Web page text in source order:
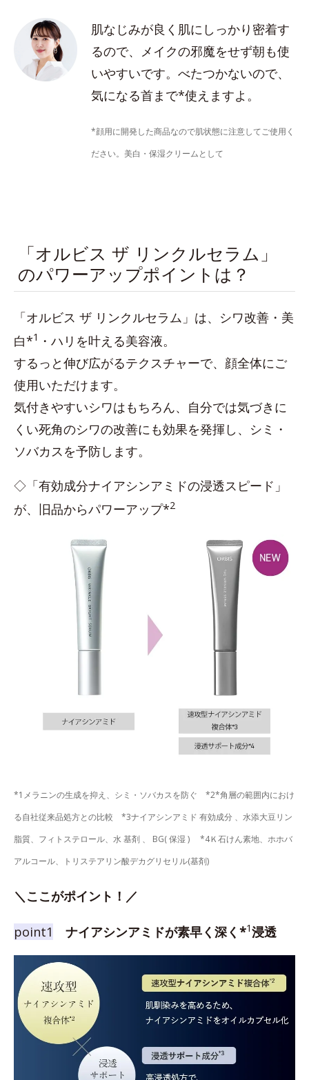
肌なじみが良く肌にしっかり密着す
るので、メイクの邪魔をせず朝も使
いやすいです。べたつかないので、
気になる首まで*使えますよ。
*顔用に開発した商品なので肌状態に注意してご使用く
ださい。美白・保湿クリームとして
「オルビス ザ リンクルセラム」
のパワーアップポイントは？
「オルビス ザ リンクルセラム」は、シワ改善・美
白*1 ・ハリを叶える美容液。
するっと伸び広がるテクスチャーで、顔全体にご
使用いただけます。
気付きやすいシワはもちろん、自分では気づきに
くい死角のシワの改善にも効果を発揮し、シミ・
ソバカスを予防します。
◇「有効成分ナイアシンアミドの浸透スピード」
が、旧品からパワーアップ*2
*1メラニンの生成を抑え、シミ・ソバカスを防ぐ *2*角層の範囲内におけ
る自社従来品処方との比較 *3ナイアシンアミド 有効成分 、水添大豆リン
脂質、フィトステロール、水 基剤 、 BG( 保湿 ) *4Ｋ石けん素地、ホホバ
アルコール、トリステアリン酸デカグリセリル(基剤)
＼ここがポイント！／
point1 ナイアシンアミドが素早く深く*1浸透